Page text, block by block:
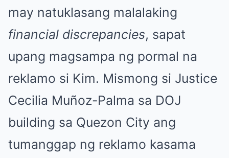
may natuklasang malalaking
financial discrepancies, sapat
upang magsampa ng pormal na
reklamo si Kim. Mismong si Justice
Cecilia Muñoz-Palma sa DOJ
building sa Quezon City ang
tumanggap ng reklamo kasama